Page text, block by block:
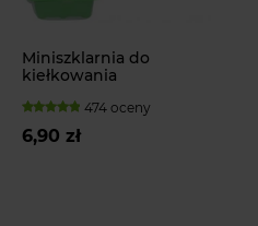
Miniszklarnia do
kiełkowania
474 oceny
6,90 zł